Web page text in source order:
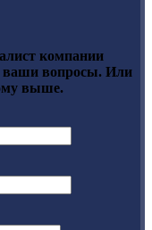
компании
ваши вопросы. Или
выше.